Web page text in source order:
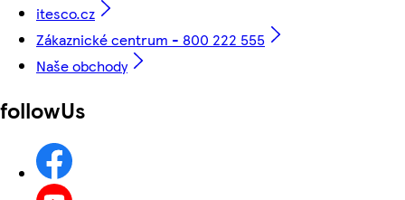
itesco.cz
Zákaznické centrum - 800 222 555
Naše obchody
followUs